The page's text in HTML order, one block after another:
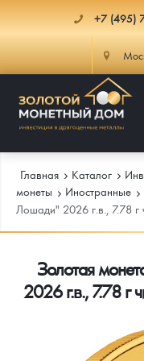
+7 (495)
Каталог
Каталог Монет
Инвестиционные монеты
Монеты Россия и СССР
Памятные и старинные
Инфо
Как сделать заказ
Главная Каталог
монеты
Иностранные
Лошади" 2026 г.в., 7.78 г
Золотая
2026 г.в., 7.78 г